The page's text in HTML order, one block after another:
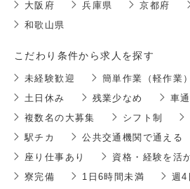
大阪府 兵庫県 京都府
和歌山県
こだわり条件から求人を探す
未経験歓迎 簡単作業（軽作業）
土日休み
残業少なめ
車
複数名の大募集
シフト制
駅チカ
公共交通機関で通える
座り仕事あり
資格・経験を活
寮完備
1日6時間未満
週4